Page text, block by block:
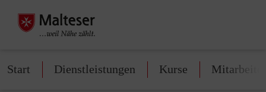
Start Dienstleistungen Kurse